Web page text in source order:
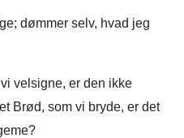
dømmer selv, hvad jeg
velsigne, er den ikke
Brød, som vi bryde, er det